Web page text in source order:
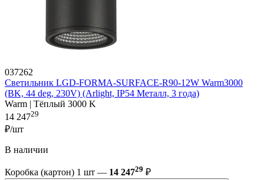
037262
Светильник LGD-FORMA-SURFACE-R90-12W Warm3000
(BK, 44 deg, 230V) (Arlight, IP54 Металл, 3 года)
Warm | Тёплый 3000 K
14 24729
₽/шт
В наличии
Коробка (картон) 1 шт — 14 24729 ₽